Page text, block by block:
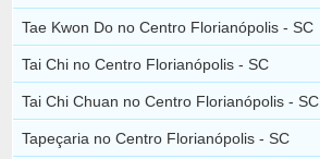
Tae Kwon Do no Centro Florianópolis - SC
Tai Chi no Centro Florianópolis - SC
Tai Chi Chuan no Centro Florianópolis - SC
Tapeçaria no Centro Florianópolis - SC